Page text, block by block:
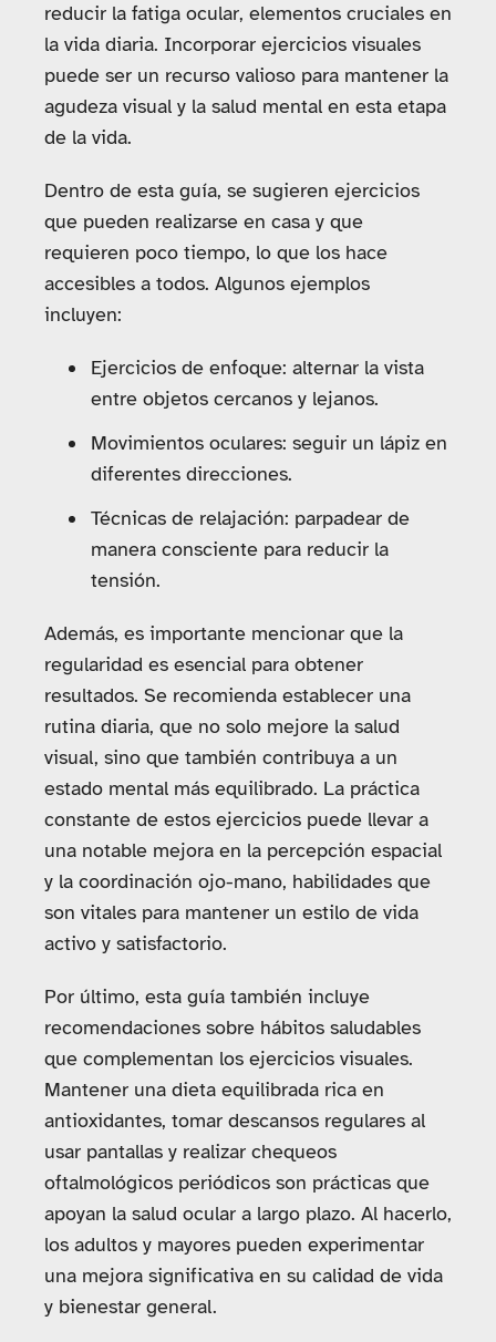
reducir la fatiga ocular, elementos cruciales en
la vida diaria. Incorporar ejercicios visuales
puede ser un recurso valioso para mantener la
agudeza visual y la salud mental en esta etapa
de la vida.
Dentro de esta guía, se sugieren ejercicios
que pueden realizarse en casa y que
requieren poco tiempo, lo que los hace
accesibles a todos. Algunos ejemplos
incluyen:
Ejercicios de enfoque: alternar la vista
entre objetos cercanos y lejanos.
Movimientos oculares: seguir un lápiz en
diferentes direcciones.
Técnicas de relajación: parpadear de
manera consciente para reducir la
tensión.
Además, es importante mencionar que la
regularidad es esencial para obtener
resultados. Se recomienda establecer una
rutina diaria, que no solo mejore la salud
visual, sino que también contribuya a un
estado mental más equilibrado. La práctica
constante de estos ejercicios puede llevar a
una notable mejora en la percepción espacial
y la coordinación ojo-mano, habilidades que
son vitales para mantener un estilo de vida
activo y satisfactorio.
Por último, esta guía también incluye
recomendaciones sobre hábitos saludables
que complementan los ejercicios visuales.
Mantener una dieta equilibrada rica en
antioxidantes, tomar descansos regulares al
usar pantallas y realizar chequeos
oftalmológicos periódicos son prácticas que
apoyan la salud ocular a largo plazo. Al hacerlo,
los adultos y mayores pueden experimentar
una mejora significativa en su calidad de vida
y bienestar general.